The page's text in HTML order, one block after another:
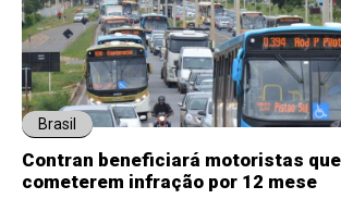
Brasil
Contran beneficiará motoristas
cometerem infração por 12 mese